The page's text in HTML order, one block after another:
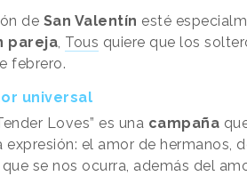
de San Valentín esté
pareja, Tous quiere que los
febrero.
universal
Loves” es una campaña
expresión: el amor de hermanos,
se nos ocurra, además del